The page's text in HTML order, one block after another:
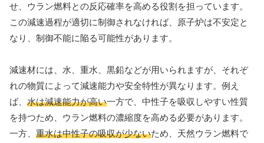
せ、ウラン燃料との反応確率を高める役割を担っています。
この減速過程が適切に制御されなければ、原子炉は不安定と
なり、制御不能に陥る可能性があります。
減速材には、水、重水、黒鉛などが用いられますが、それぞ
れの物質によって減速能力や安全特性が異なります。例え
ば、 水は減速能力が高い一方で、中性子を吸収しやすい性質
を持つため、ウラン燃料の濃縮度を高める必要があります。
一方、 重水は中性子の吸収が少ないため、天然ウラン燃料で